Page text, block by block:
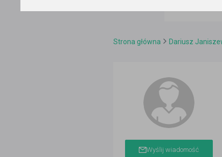
Strona główna Dariusz
Wyślij wiadomość